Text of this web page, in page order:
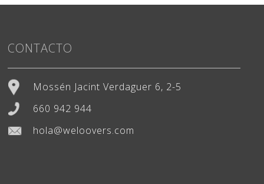
CONTACTO
Mossén Jacint Verdaguer 6, 2-5
660 942 944
hola@weloovers.com